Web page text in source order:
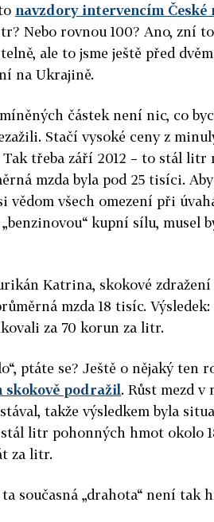
navzdory intervencím České
Nebo rovnou 100? Ano, zní
ale to jsme ještě před
na Ukrajině.
částek není nic, co
Stačí vysoké ceny z
třeba září 2012 – to stál litr
mzda byla pod 25 tisíci.
vědom všech omezení při
kupní sílu, musel
Katrina, skokové
mzda 18 tisíc.
za 70 korun za litr.
ptáte se? Ještě o nějaký ten
skokově podražil. Růst mezd
takže výsledkem byla
stál litr pohonných hmot okolo
za litr.
současná „drahota“ není tak